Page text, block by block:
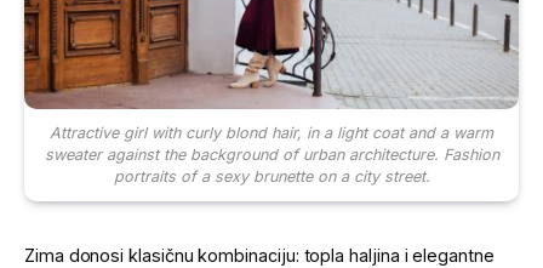
Attractive girl with curly blond hair, in a light coat and a warm
sweater against the background of urban architecture. Fashion
portraits of a sexy brunette on a city street.
Zima donosi klasičnu kombinaciju: topla haljina i elegantne